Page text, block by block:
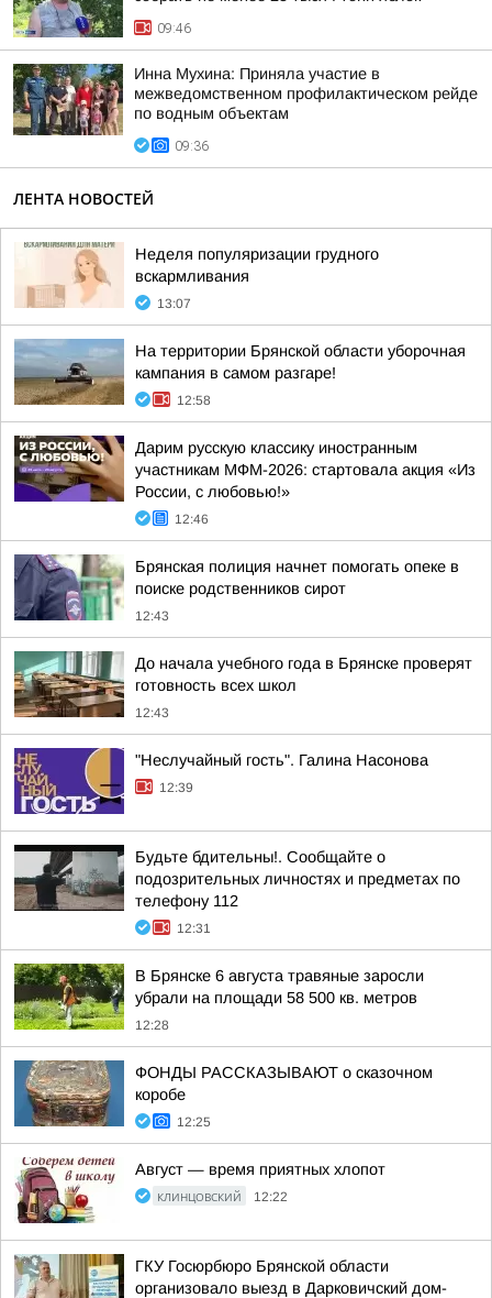
09:46
Инна Мухина: Приняла участие в
межведомственном профилактическом рейде
по водным объектам
09:36
ЛЕНТА НОВОСТЕЙ
Неделя популяризации грудного
вскармливания
13:07
На территории Брянской области уборочная
кампания в самом разгаре!
12:58
Дарим русскую классику иностранным
участникам МФМ-2026: стартовала акция «Из
России, с любовью!»
12:46
Брянская полиция начнет помогать опеке в
поиске родственников сирот
12:43
До начала учебного года в Брянске проверят
готовность всех школ
12:43
"Неслучайный гость". Галина Насонова
12:39
Будьте бдительны!. Сообщайте о
подозрительных личностях и предметах по
телефону 112
12:31
В Брянске 6 августа травяные заросли
убрали на площади 58 500 кв. метров
12:28
ФОНДЫ РАССКАЗЫВАЮТ о сказочном
коробе
12:25
Август — время приятных хлопот
КЛИНЦОВСКИЙ 12:22
ГКУ Госюрбюро Брянской области
организовало выезд в Дарковичский дом-